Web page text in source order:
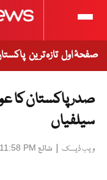
صفحۂ اول تازہ ترین
صدر پاکستان کا
سیلفیاں
ویب ڈیسک | شائع PM